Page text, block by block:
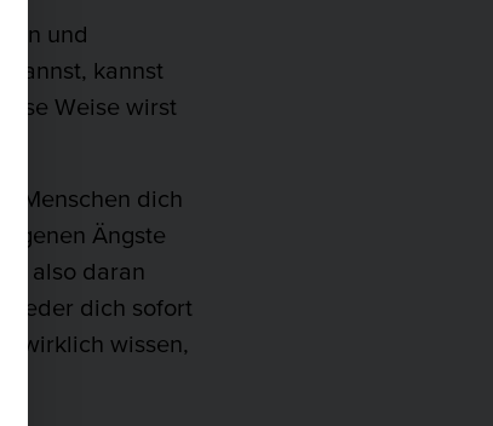
und
kannst, kannst
Weise wirst
Menschen dich
Ängste
also daran
jeder dich sofort
wirklich wissen,